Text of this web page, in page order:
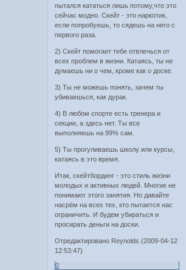
пытался кататься лишь потому,что это
сейчас модно. Скейт - это наркотик,
если попробуешь, то сядешь на него с
первого раза.
2) Скейт помогает тебе отвлечься от
всех проблем в жизни. Катаясь, ты не
думаешь ни о чем, кроме как о доске.
3) Ты не можешь понять, зачем ты
убиваешься, как дурак.
4) В любом спорте есть тренера и
секции, а здесь нет. Ты все
выполняешь на 99% сам.
5) Ты прогуливаешь школу или курсы,
катаясь в это время.
Итак, скейтбординг - это стиль жизни
молодых и активных людей. Многие не
понимают этого занятия. Но давайте
насрём на всех тех, кто пытается нас
ограничить. И будем убираться и
просирать деньги на доски.
Отредактировано Reynolds (2009-04-12
12:53:47)
0